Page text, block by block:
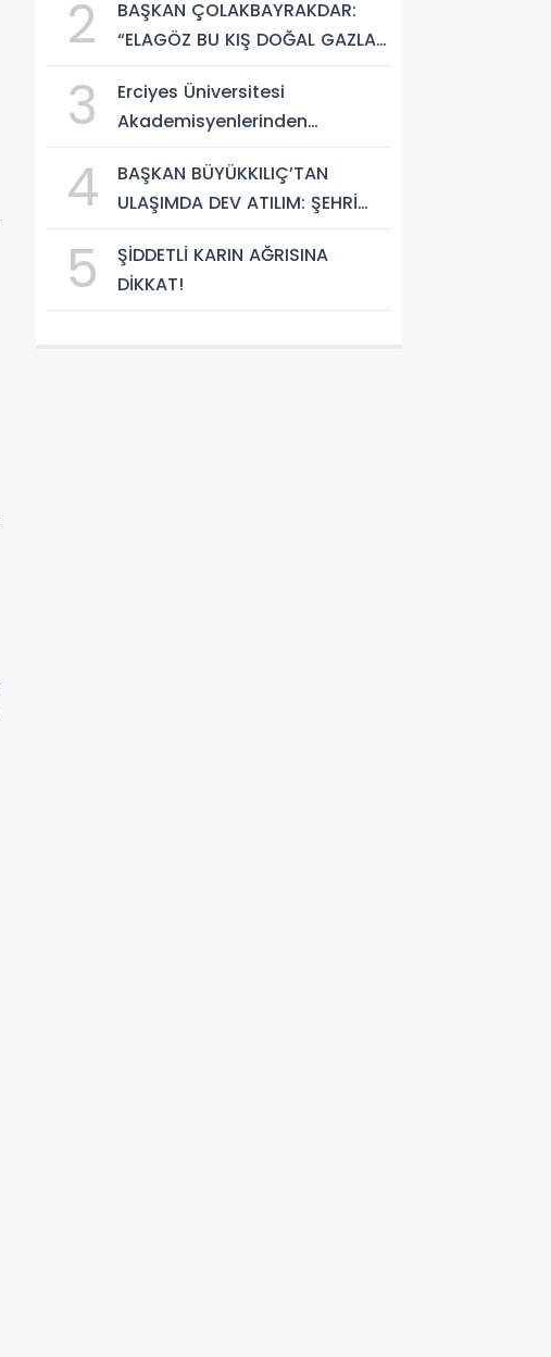
HAYATI HEM DE PARLAK BİR
GELECEK SUNUYOR"
2
BAŞKAN ÇOLAKBAYRAKDAR:
“ELAGÖZ BU KIŞ DOĞAL GAZLA
DÖNÜŞÜM BAŞLIYOR!”
3
Erciyes Üniversitesi
Akademisyenlerinden
Disleksi Değerlendirmesinde
Yapay Zekâ Dönemi
4
BAŞKAN BÜYÜKKILIÇ’TAN
ULAŞIMDA DEV ATILIM: ŞEHRİ
5
ŞİDDETLİ KARIN AĞRISINA
DİKKAT!